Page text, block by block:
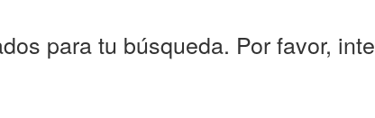
para tu búsqueda. Por favor,